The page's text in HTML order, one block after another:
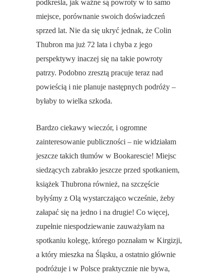
podkreśla, jak ważne są powroty w to samo
miejsce, porównanie swoich doświadczeń
sprzed lat. Nie da się ukryć jednak, że Colin
Thubron ma już 72 lata i chyba z jego
perspektywy inaczej się na takie powroty
patrzy. Podobno zresztą pracuje teraz nad
powieścią i nie planuje następnych podróży –
byłaby to wielka szkoda.
Bardzo ciekawy wieczór, i ogromne
zainteresowanie publiczności – nie widziałam
jeszcze takich tłumów w Bookarescie! Miejsc
siedzących zabrakło jeszcze przed spotkaniem,
książek Thubrona również, na szczęście
byłyśmy z Olą wystarczająco wcześnie, żeby
załapać się na jedno i na drugie! Co więcej,
zupełnie niespodziewanie zauważyłam na
spotkaniu kolegę, którego poznałam w Kirgizji,
a który mieszka na Śląsku, a ostatnio głównie
podróżuje i w Polsce praktycznie nie bywa,